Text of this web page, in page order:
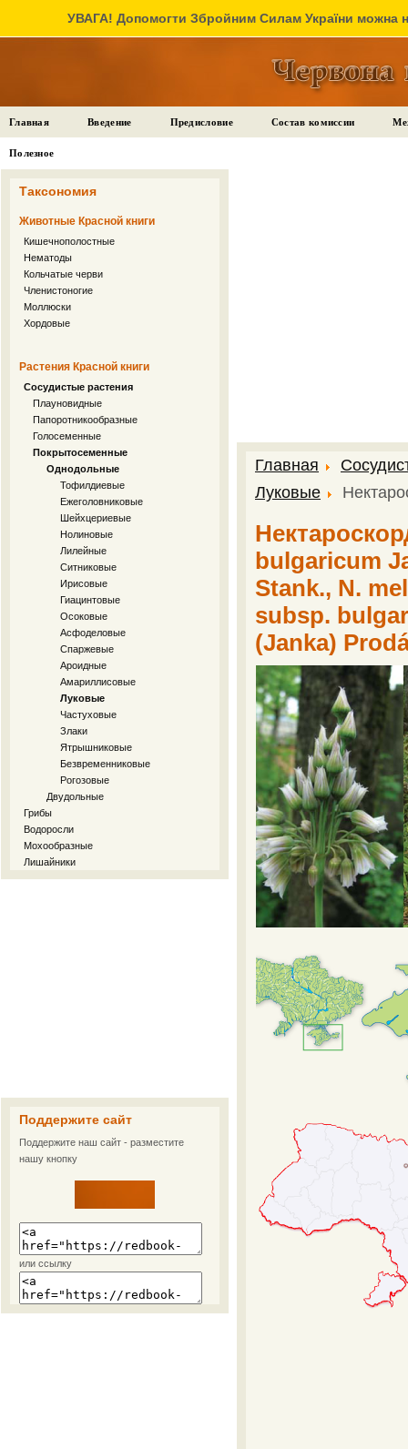
УВАГА! Допомогти Збройним Силам України можна
Главная Введение Предисловие Состав комиссии
Полезное
Таксономия
Животные Красной книги
Кишечнополостные
Нематоды
Кольчатые черви
Членистоногие
Моллюски
Хордовые
Растения Красной книги
Сосудистые растения
Плауновидные
Папоротникообразные
Голосеменные
Покрытосеменные
Однодольные
Тофилдиевые
Ежеголовниковые
Шейхцериевые
Нолиновые
Лилейные
Ситниковые
Ирисовые
Гиацинтовые
Осоковые
Асфоделовые
Спаржевые
Ароидные
Амариллисовые
Луковые
Частуховые
Злаки
Ятрышниковые
Безвременниковые
Рогозовые
Двудольные
Грибы
Водоросли
Мохообразные
Лишайники
Поддержите сайт
Поддержите наш сайт - разместите
нашу кнопку
или ссылку
Главная
Луковые
bulgaricum
Stank., N.
subsp.
(Janka)